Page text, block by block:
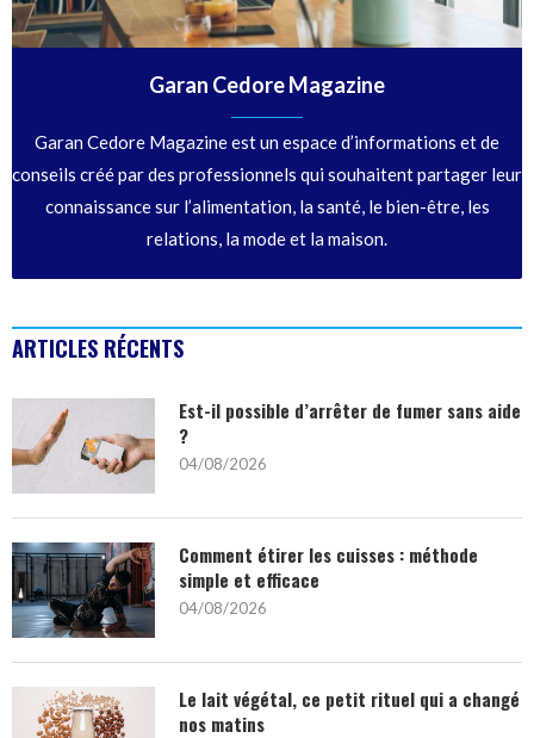
Garan Cedore Magazine
Garan Cedore Magazine est un espace d’informations et de
conseils créé par des professionnels qui souhaitent partager leur
connaissance sur l’alimentation, la santé, le bien-être, les
relations, la mode et la maison.
ARTICLES RÉCENTS
Est-il possible d’arrêter de fumer sans aide
?
04/08/2026
Comment étirer les cuisses : méthode
simple et efficace
04/08/2026
Le lait végétal, ce petit rituel qui a changé
nos matins